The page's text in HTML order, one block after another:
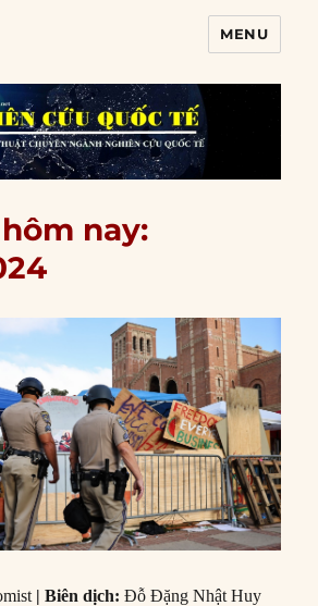
MENU
nay:
|Biên dịch: Đỗ Đặng Nhật Huy